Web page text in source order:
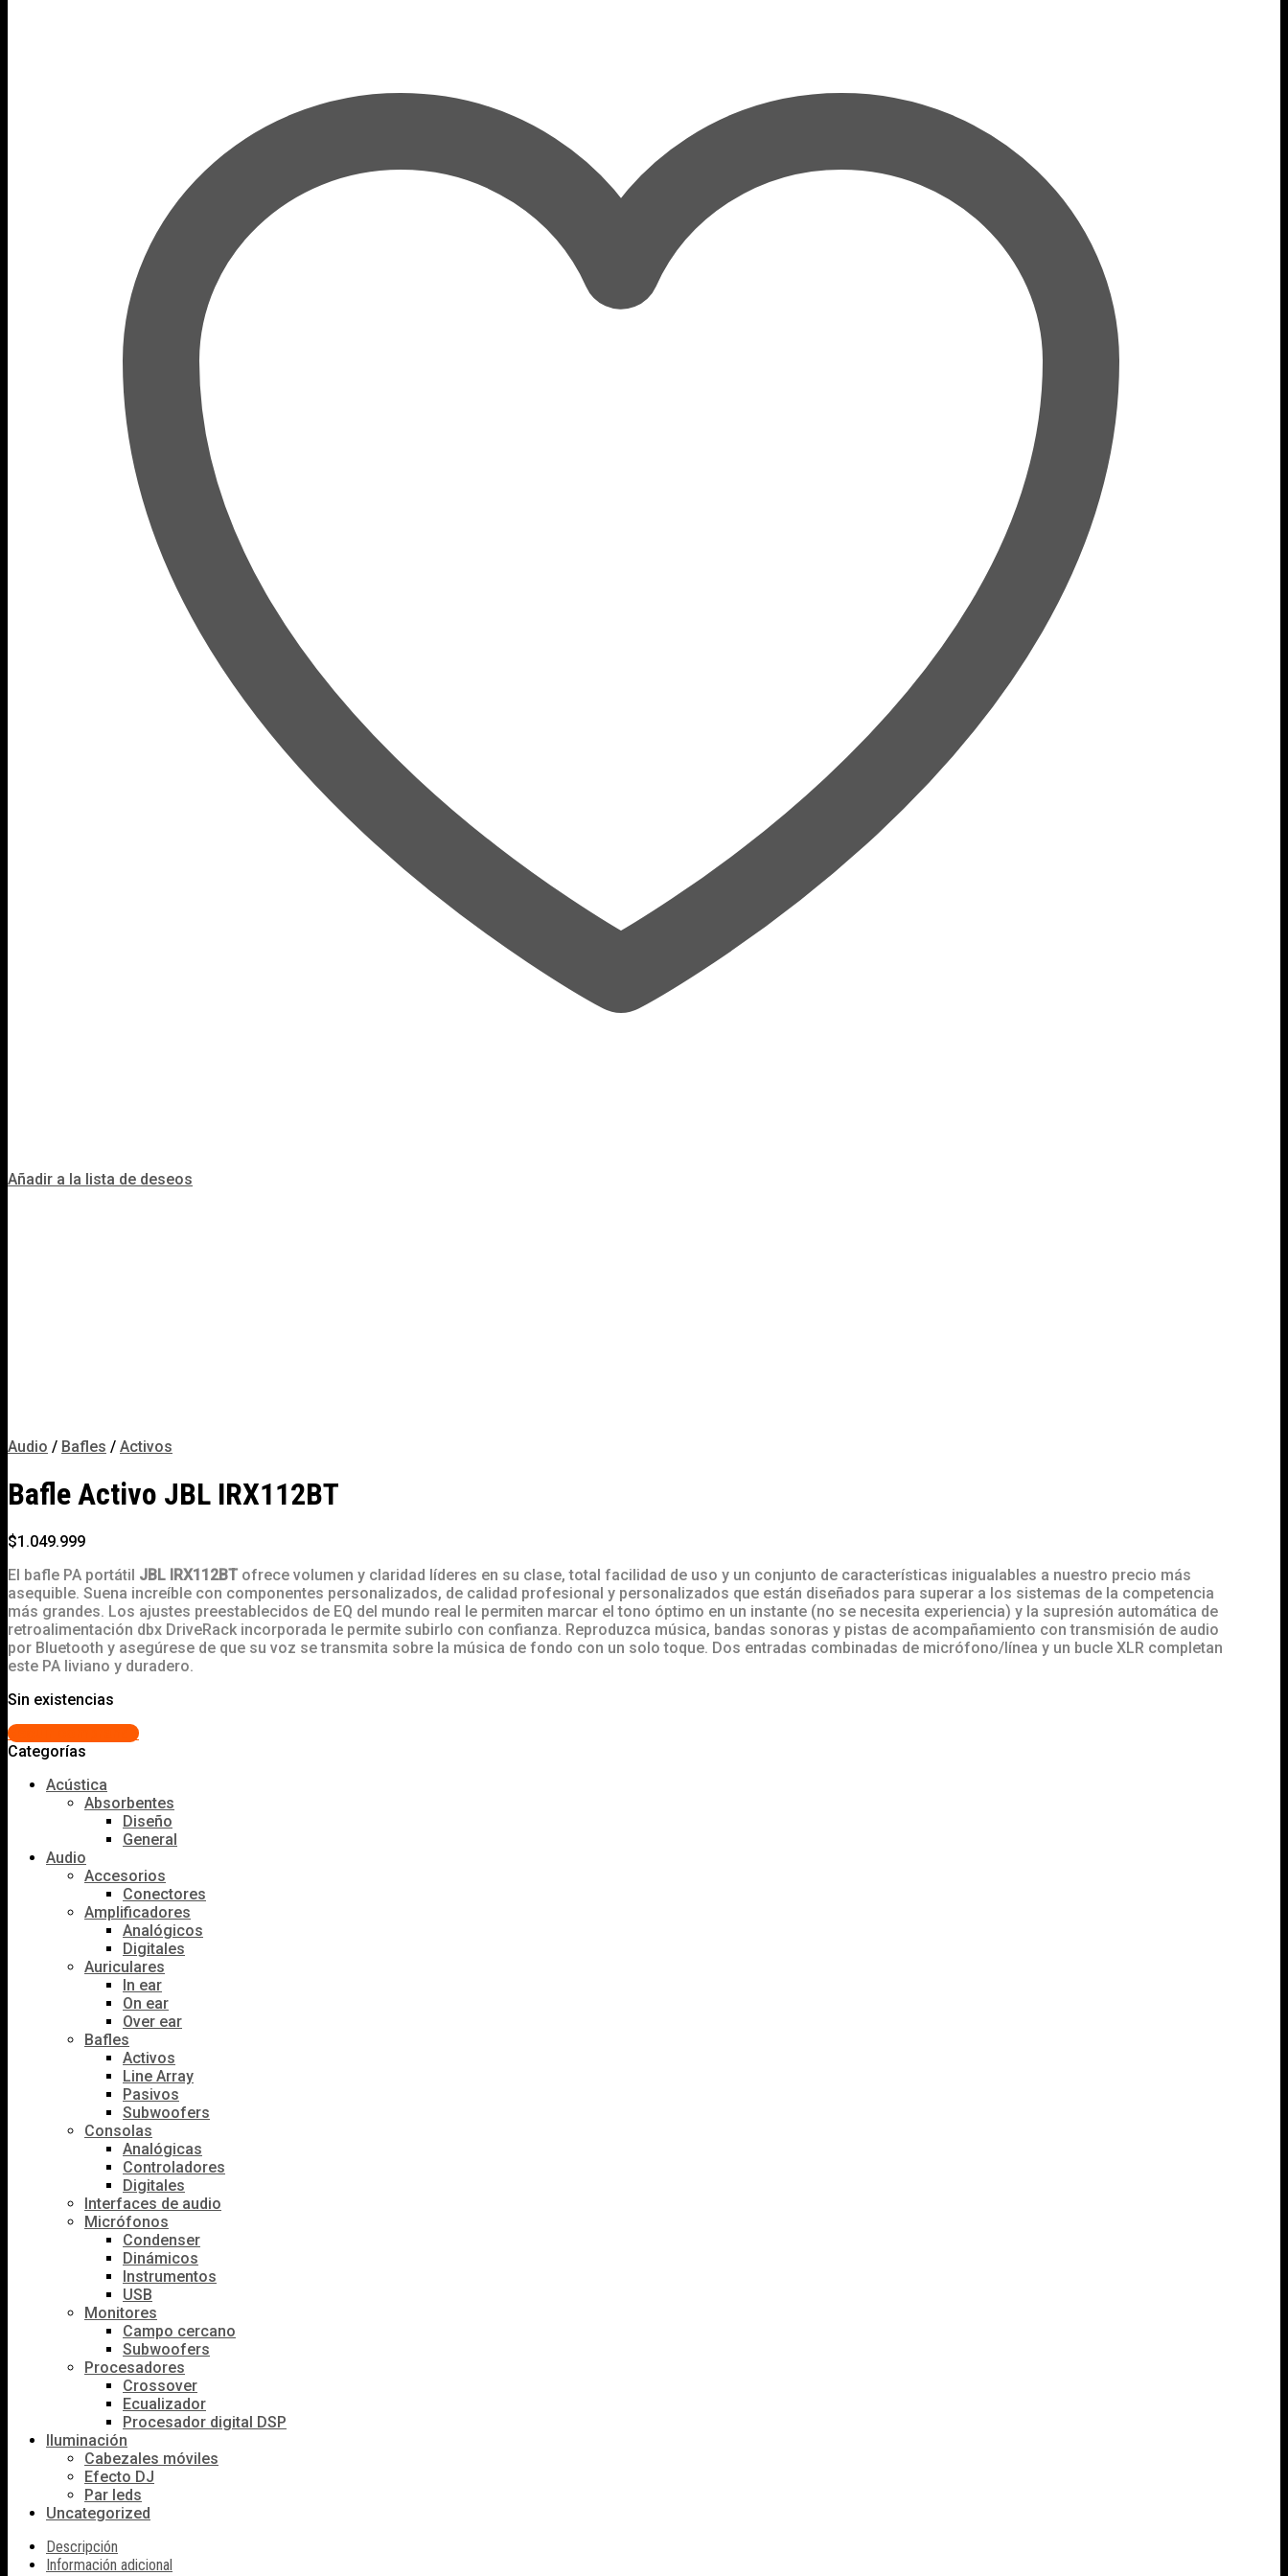
Añadir a la lista de deseos
Audio / Bafles / Activos
Bafle Activo JBL IRX112BT
$1.049.999
El bafle PA portátil JBL IRX112BT ofrece volumen y claridad líderes en su clase, total facilidad de uso y un conjunto de características inigualables a nuestro precio más
asequible. Suena increíble con componentes personalizados, de calidad profesional y personalizados que están diseñados para superar a los sistemas de la competencia
más grandes. Los ajustes preestablecidos de EQ del mundo real le permiten marcar el tono óptimo en un instante (no se necesita experiencia) y la supresión automática de
retroalimentación dbx DriveRack incorporada le permite subirlo con confianza. Reproduzca música, bandas sonoras y pistas de acompañamiento con transmisión de audio
por Bluetooth y asegúrese de que su voz se transmita sobre la música de fondo con un solo toque. Dos entradas combinadas de micrófono/línea y un bucle XLR completan
este PA liviano y duradero.
Sin existencias
Seguir comprando
Categorías
Acústica
Absorbentes
Diseño
General
Audio
Accesorios
Conectores
Amplificadores
Analógicos
Digitales
Auriculares
In ear
On ear
Over ear
Bafles
Activos
Line Array
Pasivos
Subwoofers
Consolas
Analógicas
Controladores
Digitales
Interfaces de audio
Micrófonos
Condenser
Dinámicos
Instrumentos
USB
Monitores
Campo cercano
Subwoofers
Procesadores
Crossover
Ecualizador
Procesador digital DSP
Iluminación
Cabezales móviles
Efecto DJ
Par leds
Uncategorized
Descripción
Información adicional